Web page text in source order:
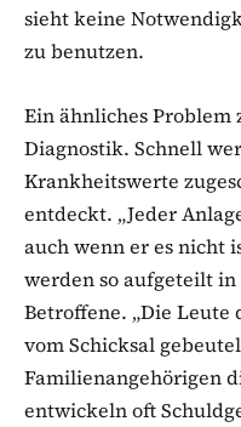
sieht keine
zu benutzen.
Ein ähnliches Problem
Diagnostik. Schnell
Krankheitswerte
entdeckt. „Jeder
auch wenn er es nicht
werden so aufgeteilt
Betroffene. „Die
vom Schicksal
Familienangehörigen
entwickeln oft